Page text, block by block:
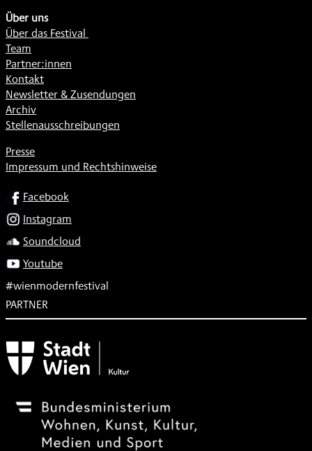
Über uns
Über das Festival
Team
Partner:innen
Kontakt
Newsletter & Zusendungen
Archiv
Stellenausschreibungen
Presse
Impressum und Rechtshinweise
SOCIALFacebook
Instagram
Soundcloud
Youtube
#wienmodernfestival
PARTNER
Subventionsgeber